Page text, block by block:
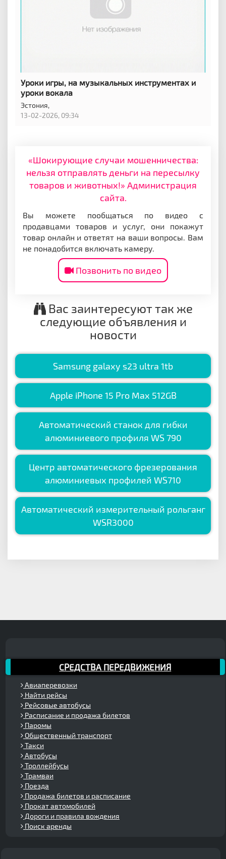
Уроки игры, на музыкальных инструментах и
уроки вокала
Эстония,
13-02-2026, 09:34
«Шокирующие случаи мошенничества:
нельзя отправлять деньги на пересылку
товаров и животных!» Администрация
сайта.
Вы можете пообщаться по видео с
продавцами товаров и услуг, они покажут
товар онлайн и ответят на ваши вопросы. Вам
не понадобится включать камеру.
Позвонить по видео
Вас заинтересуют так же
следующие объявления и
новости
Samsung galaxy s23 ultra 1tb
Apple iPhone 15 Pro Max 512GB
Автоматический станок для гибки
алюминиевого профиля WS 790
Центр автоматического фрезерования
алюминиевых профилей WS710
Автоматический измерительный рольганг
WSR3000
СРЕДСТВА ПЕРЕДВИЖЕНИЯ
Авиаперевозки
Найти рейсы
Рейсовые автобусы
Расписание и продажа билетов
Паромы
Общественный транспорт
Такси
Автобусы
Троллейбусы
Трамваи
Поезда
Продажа билетов и расписание
Прокат автомобилей
Дороги и правила вождения
Поиск аренды